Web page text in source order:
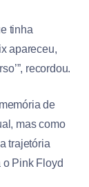
tinha
apareceu,
recordou.
de
mas como
trajetória
o Pink Floyd